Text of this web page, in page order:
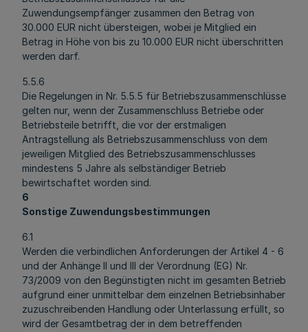
Zuwendungsempfänger zusammen den Betrag von
30.000 EUR nicht übersteigen, wobei je Mitglied ein
Betrag in Höhe von bis zu 10.000 EUR nicht überschritten
werden darf.
5.5.6
Die Regelungen in Nr. 5.5.5 für Betriebszusammenschlüsse
gelten nur, wenn der Zusammenschluss Betriebe oder
Betriebsteile betrifft, die vor der erstmaligen
Antragstellung als Betriebszusammenschluss von dem
jeweiligen Mitglied des Betriebszusammenschlusses
mindestens 5 Jahre als selbständiger Betrieb
bewirtschaftet worden sind.
6
Sonstige Zuwendungsbestimmungen
6.1
Werden die verbindlichen Anforderungen der Artikel 4 - 6
und der Anhänge II und III der Verordnung (EG) Nr.
73/2009 von den Begünstigten nicht im gesamten Betrieb
aufgrund einer unmittelbar dem einzelnen Betriebsinhaber
zuzuschreibenden Handlung oder Unterlassung erfüllt, so
wird der Gesamtbetrag der in dem betreffenden